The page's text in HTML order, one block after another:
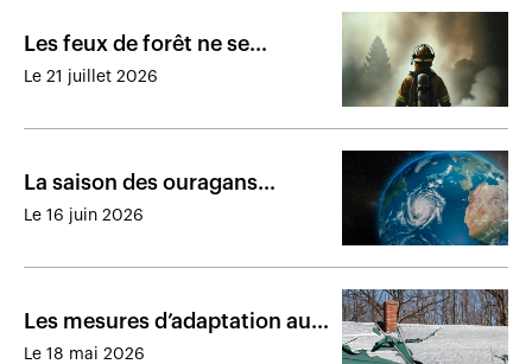
Les feux de forêt ne se
transforment pas tous en
Le 21 juillet 2026
La saison des ouragans
devrait être moins active en
Le 16 juin 2026
Les mesures d’adaptation au
climat pourraient faire
Le 18 mai 2026